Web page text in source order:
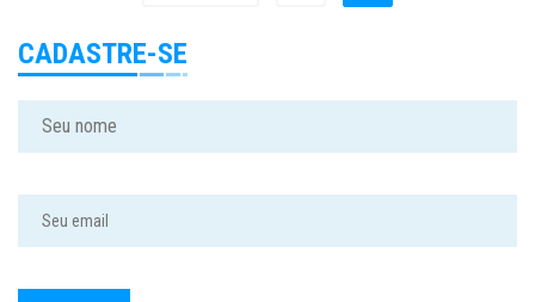
CADASTRE-SE